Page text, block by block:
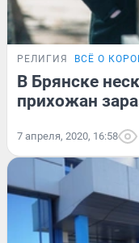
РЕЛИГИЯ ВСЁ О
В Брянске
прихожан
7 апреля, 2020, 16:58